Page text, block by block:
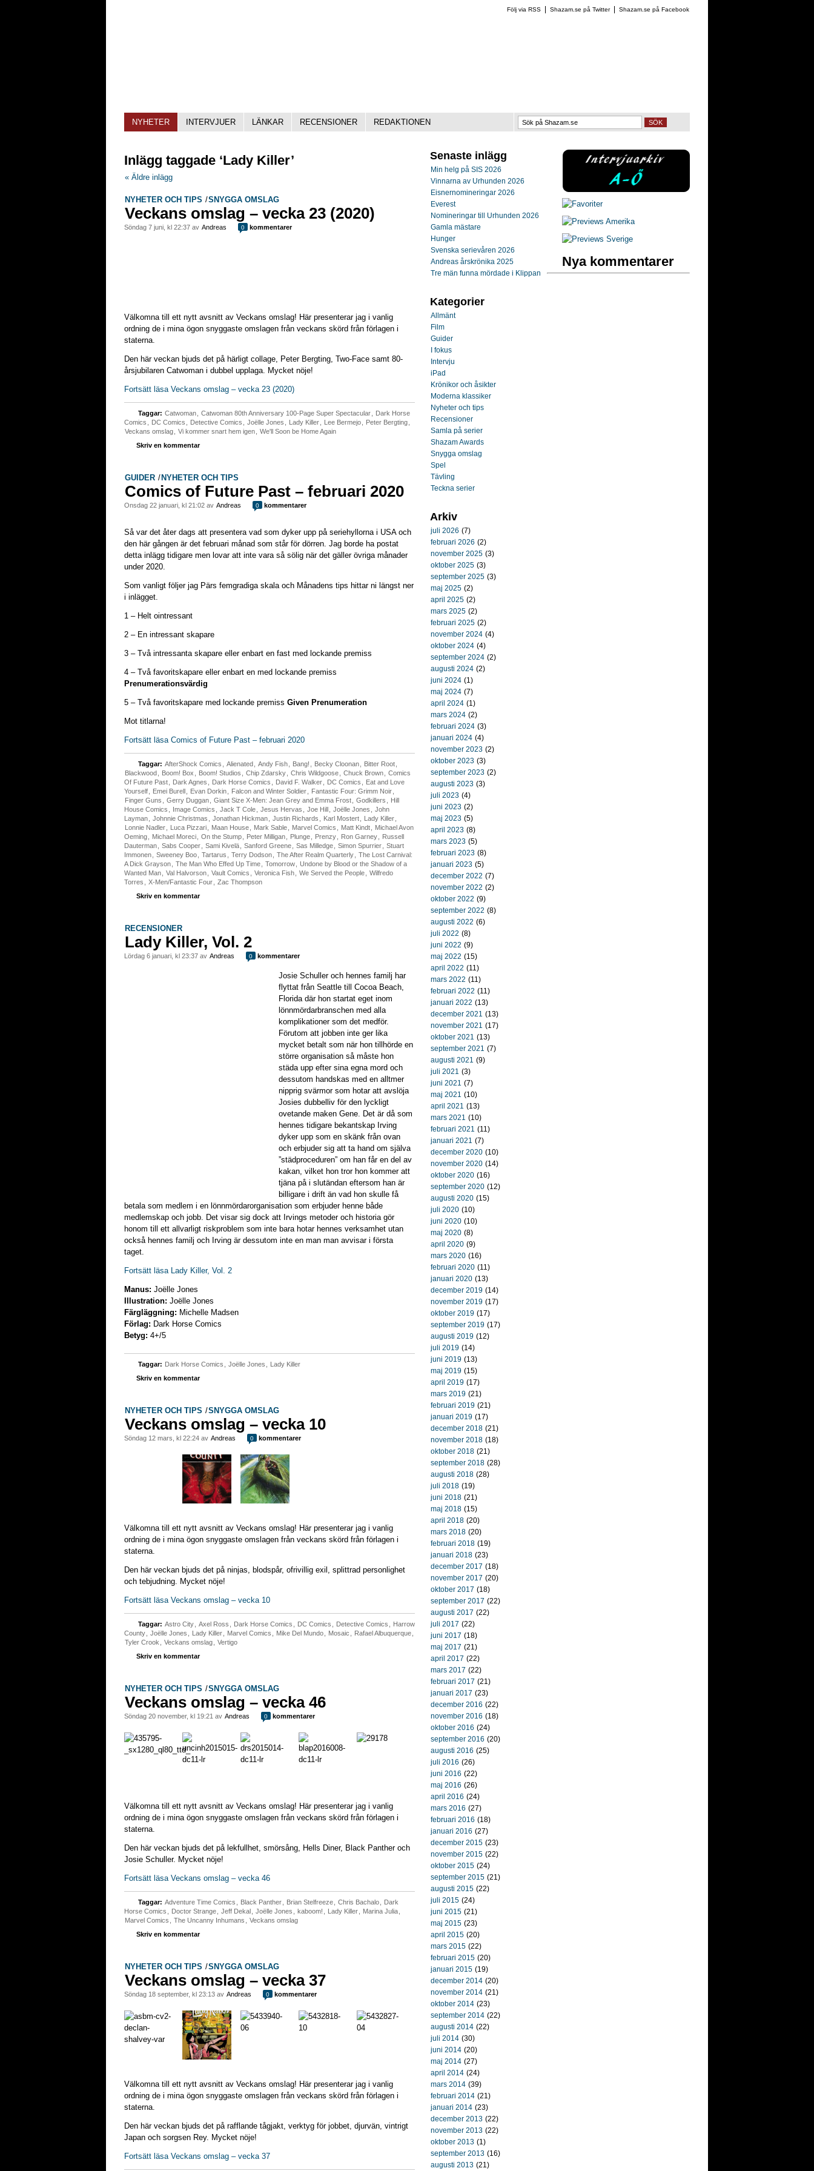
Shazam.se på Facebook
Shazam.se på Twitter
Följ via RSS
NYHETER INTERVJUER LÄNKAR RECENSIONER REDAKTIONEN SÖK
Inlägg taggade ‘Lady Killer’
« Äldre inlägg
NYHETER OCH TIPS /SNYGGA OMSLAG
Veckans omslag – vecka 23 (2020)
söndag 7 juni, kl 22:37 av Andreas 0 kommentarer
Välkomna till ett nytt avsnitt av Veckans omslag! Här presenterar jag i vanlig
ordning de i mina ögon snyggaste omslagen från veckans skörd från förlagen i
staterna.
Den här veckan bjuds det på härligt collage, Peter Bergting, Two-Face samt 80-
årsjubilaren Catwoman i dubbel upplaga. Mycket nöje!
Fortsätt läsa Veckans omslag – vecka 23 (2020)
Taggar: Catwoman Catwoman 80th Anniversary 100-Page Super Spectacular
Dark Horse
Comics
DC Comics Detective Comics Joëlle Jones Lady Killer Lee Bermejo Peter Bergting
Veckans omslag
Vi kommer snart hem igen
We'll Soon be Home Again
Skriv en kommentar
GUIDER / NYHETER OCH TIPS
Comics of Future Past – februari 2020
onsdag 22 januari, kl 21:02 av Andreas 0 kommentarer
Så var det åter dags att presentera vad som dyker upp på seriehyllorna i USA och
den här gången är det februari månad som står för dörren. Jag borde ha postat
detta inlägg tidigare men lovar att inte vara så sölig när det gäller övriga månader
under 2020.
Som vanligt följer jag Pärs femgradiga skala och Månadens tips hittar ni längst ner
i inlägget.
1 – Helt ointressant
2 – En intressant skapare
3 – Två intressanta skapare eller enbart en fast med lockande premiss
4 – Två favoritskapare eller enbart en med lockande premiss
Prenumerationsvärdig
5 – Två favoritskapare med lockande premiss Given Prenumeration
Mot titlarna!
Fortsätt läsa Comics of Future Past – februari 2020
Taggar: AfterShock Comics Alienated Andy Fish Bang! Becky Cloonan Bitter Root
Blackwood
Boom! Box Boom! Studios Chip Zdarsky Chris Wildgoose Chuck Brown
Comics
Of Future Past
Dark Agnes Dark Horse Comics David F. Walker DC Comics
Eat and Love
Yourself
Emei Burell Evan Dorkin Falcon and Winter Soldier Fantastic Four: Grimm Noir
Finger Guns
Gerry Duggan Giant Size X-Men: Jean Grey and Emma Frost Godkillers
Hill
House Comics
Image Comics Jack T Cole Jesus Hervas Joe Hill Joëlle Jones
John
Layman
Johnnie Christmas Jonathan Hickman Justin Richards Karl Mostert Lady Killer
Lonnie Nadler
Luca Pizzari Maan House Mark Sable Marvel Comics Matt Kindt
Michael Avon
Oeming
Michael Moreci On the Stump Peter Milligan Plunge Prenzy Ron Garney
Russell
Dauterman
Sabs Cooper Sami Kivelä Sanford Greene Sas Milledge Simon Spurrier
Stuart
Immonen
Sweeney Boo Tartarus Terry Dodson The After Realm Quarterly
The Lost Carnival:
A Dick Grayson
The Man Who Effed Up Time Tomorrow
Undone by Blood or the Shadow of a
Wanted Man
Val Halvorson Vault Comics Veronica Fish We Served the People
Wilfredo
Torres
X-Men/Fantastic Four
Zac Thompson
Skriv en kommentar
RECENSIONER
Lady Killer, Vol. 2
lördag 6 januari, kl 23:37 av Andreas 0 kommentarer
Josie Schuller och hennes familj har
flyttat från Seattle till Cocoa Beach,
Florida där hon startat eget inom
lönnmördarbranschen med alla
komplikationer som det medför.
Förutom att jobben inte ger lika
mycket betalt som när hon tillhörde en
större organisation så måste hon
städa upp efter sina egna mord och
dessutom handskas med en alltmer
nipprig svärmor som hotar att avslöja
Josies dubbelliv för den lyckligt
ovetande maken Gene. Det är då som
hennes tidigare bekantskap Irving
dyker upp som en skänk från ovan
och erbjuder sig att ta hand om själva
”städproceduren” om han får en del av
kakan, vilket hon tror hon kommer att
tjäna på i slutändan eftersom han är
billigare i drift än vad hon skulle få
betala som medlem i en lönnmördarorganisation som erbjuder henne både
medlemskap och jobb. Det visar sig dock att Irvings metoder och historia gör
honom till ett allvarligt riskproblem som inte bara hotar hennes verksamhet utan
också hennes familj och Irving är dessutom inte en man man avvisar i första
taget.
Fortsätt läsa Lady Killer, Vol. 2
Manus: Joëlle Jones
Illustration: Joëlle Jones
Färgläggning: Michelle Madsen
Förlag: Dark Horse Comics
Betyg: 4+/5
Taggar: Dark Horse Comics Joëlle Jones
Lady Killer
Skriv en kommentar
NYHETER OCH TIPS /SNYGGA OMSLAG
Veckans omslag – vecka 10
söndag 12 mars, kl 22:24 av Andreas 0 kommentarer
Välkomna till ett nytt avsnitt av Veckans omslag! Här presenterar jag i vanlig
ordning de i mina ögon snyggaste omslagen från veckans skörd från förlagen i
staterna.
Den här veckan bjuds det på ninjas, blodspår, ofrivillig exil, splittrad personlighet
och tebjudning. Mycket nöje!
Fortsätt läsa Veckans omslag – vecka 10
Taggar: Astro City Axel Ross Dark Horse Comics DC Comics Detective Comics
Harrow
County
Joëlle Jones Lady Killer Marvel Comics Mike Del Mundo Mosaic Rafael Albuquerque
Tyler Crook
Veckans omslag
Vertigo
Skriv en kommentar
NYHETER OCH TIPS /SNYGGA OMSLAG
Veckans omslag – vecka 46
söndag 20 november, kl 19:21 av Andreas 0 kommentarer
Välkomna till ett nytt avsnitt av Veckans omslag! Här presenterar jag i vanlig
ordning de i mina ögon snyggaste omslagen från veckans skörd från förlagen i
staterna.
Den här veckan bjuds det på lekfullhet, smörsång, Hells Diner, Black Panther och
Josie Schuller. Mycket nöje!
Fortsätt läsa Veckans omslag – vecka 46
Taggar: Adventure Time Comics Black Panther Brian Stelfreeze Chris Bachalo
Dark
Horse Comics
Doctor Strange Jeff Dekal Joëlle Jones kaboom! Lady Killer Marina Julia
Marvel Comics
The Uncanny Inhumans
Veckans omslag
Skriv en kommentar
NYHETER OCH TIPS /SNYGGA OMSLAG
Veckans omslag – vecka 37
söndag 18 september, kl 23:13 av Andreas 0 kommentarer
Välkomna till ett nytt avsnitt av Veckans omslag! Här presenterar jag i vanlig
ordning de i mina ögon snyggaste omslagen från veckans skörd från förlagen i
staterna.
Den här veckan bjuds det på rafflande tågjakt, verktyg för jobbet, djurvän, vintrigt
Japan och sorgsen Rey. Mycket nöje!
Fortsätt läsa Veckans omslag – vecka 37
Senaste inlägg
Min helg på SIS 2026
Vinnarna av Urhunden 2026
Eisnernomineringar 2026
Everest
Nomineringar till Urhunden 2026
Gamla mästare
Hunger
Svenska serievåren 2026
Andreas årskrönika 2025
Tre män funna mördade i Klippan
Kategorier
Allmänt
Film
Guider
I fokus
Intervju
iPad
Krönikor och åsikter
Moderna klassiker
Nyheter och tips
Recensioner
Samla på serier
Shazam Awards
Snygga omslag
Spel
Tävling
Teckna serier
Arkiv
juli 2026 (7)
februari 2026 (2)
november 2025 (3)
oktober 2025 (3)
september 2025 (3)
maj 2025 (2)
april 2025 (2)
mars 2025 (2)
februari 2025 (2)
november 2024 (4)
oktober 2024 (4)
september 2024 (2)
augusti 2024 (2)
juni 2024 (1)
maj 2024 (7)
april 2024 (1)
mars 2024 (2)
februari 2024 (3)
januari 2024 (4)
november 2023 (2)
oktober 2023 (3)
september 2023 (2)
augusti 2023 (3)
juli 2023 (4)
juni 2023 (2)
maj 2023 (5)
april 2023 (8)
mars 2023 (5)
februari 2023 (8)
januari 2023 (5)
december 2022 (7)
november 2022 (2)
oktober 2022 (9)
september 2022 (8)
augusti 2022 (6)
juli 2022 (8)
juni 2022 (9)
maj 2022 (15)
april 2022 (11)
mars 2022 (11)
februari 2022 (11)
januari 2022 (13)
december 2021 (13)
november 2021 (17)
oktober 2021 (13)
september 2021 (7)
augusti 2021 (9)
juli 2021 (3)
juni 2021 (7)
maj 2021 (10)
april 2021 (13)
mars 2021 (10)
februari 2021 (11)
januari 2021 (7)
december 2020 (10)
november 2020 (14)
oktober 2020 (16)
september 2020 (12)
augusti 2020 (15)
juli 2020 (10)
juni 2020 (10)
maj 2020 (8)
april 2020 (9)
mars 2020 (16)
februari 2020 (11)
januari 2020 (13)
december 2019 (14)
november 2019 (17)
oktober 2019 (17)
september 2019 (17)
augusti 2019 (12)
juli 2019 (14)
juni 2019 (13)
maj 2019 (15)
april 2019 (17)
mars 2019 (21)
februari 2019 (21)
januari 2019 (17)
december 2018 (21)
november 2018 (18)
oktober 2018 (21)
september 2018 (28)
augusti 2018 (28)
juli 2018 (19)
juni 2018 (21)
maj 2018 (15)
april 2018 (20)
mars 2018 (20)
februari 2018 (19)
januari 2018 (23)
december 2017 (18)
november 2017 (20)
oktober 2017 (18)
september 2017 (22)
augusti 2017 (22)
juli 2017 (22)
juni 2017 (18)
maj 2017 (21)
april 2017 (22)
mars 2017 (22)
februari 2017 (21)
januari 2017 (23)
december 2016 (22)
november 2016 (18)
oktober 2016 (24)
september 2016 (20)
augusti 2016 (25)
juli 2016 (26)
juni 2016 (22)
maj 2016 (26)
april 2016 (24)
mars 2016 (27)
februari 2016 (18)
januari 2016 (27)
december 2015 (23)
november 2015 (22)
oktober 2015 (24)
september 2015 (21)
augusti 2015 (22)
juli 2015 (24)
juni 2015 (21)
maj 2015 (23)
april 2015 (20)
mars 2015 (22)
februari 2015 (20)
januari 2015 (19)
december 2014 (20)
november 2014 (21)
oktober 2014 (23)
september 2014 (22)
augusti 2014 (22)
juli 2014 (30)
juni 2014 (20)
maj 2014 (27)
april 2014 (24)
mars 2014 (39)
februari 2014 (21)
januari 2014 (23)
december 2013 (22)
november 2013 (22)
oktober 2013 (1)
september 2013 (16)
augusti 2013 (21)
Nya kommentarer